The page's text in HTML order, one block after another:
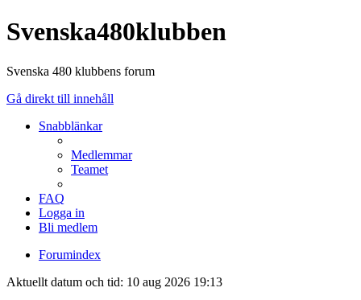
Svenska480klubben
Svenska 480 klubbens forum
Gå direkt till innehåll
Snabblänkar
Medlemmar
Teamet
FAQ
Logga in
Bli medlem
Forumindex
Aktuellt datum och tid: 10 aug 2026 19:13